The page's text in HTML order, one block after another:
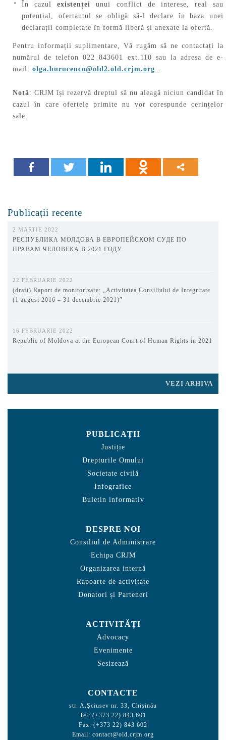
În cazulexistenței unui conflict de interese, real sau
potențial, ofertantul se obligă să-l declare în baza unei
declarații completate în formă liberă și anexate la ofertă.
Pentru informații suplimentare, Vă rugăm să ne contactați la
numărul de telefon 022 843601 ext.110 sau la adresa de e-
mail: olga.burucenco@old2.old.crjm.org
Notă: CRJM își rezervă dreptul să nu aleagă niciun candidat în
cazul în care ofertele primite nu vor corespunde cerințelor
sale.
Publicații recente
2 MARTIE 2022
РЕСПУБЛИКА МОЛДОВА В ЕВРОПЕЙСКОМ СУДЕ ПО
ПРАВАМ ЧЕЛОВЕКА В 2021 ГОДУ
22 FEBRUARIE 2022
(draft) Raport de monitorizare: „Activitatea Consiliului de Integritate
(1 august 2016 – 31 decembrie 2021)”
16 FEBRUARIE 2022
Republic of Moldova at the European Court of Human Rights in 2021
VEZI ARHIVA
PUBLICAȚII
Justiție
Drepturile Omului
Societate civilă
Infografice
Buletin informativ
DESPRE NOI
Consiliul de Administrare
Echipa CRJM
Organizarea internă
Rapoarte de activitate
Donatori și Parteneri
ACTIVITĂȚI
Advocacy
Evenimente
Sesizează
CONTACTE
str. A.Şciusev nr. 33, Chișinău
Tel: (+373 22) 843 601
Fax: (+373 22) 843 602
Email: contact@old.crjm.org